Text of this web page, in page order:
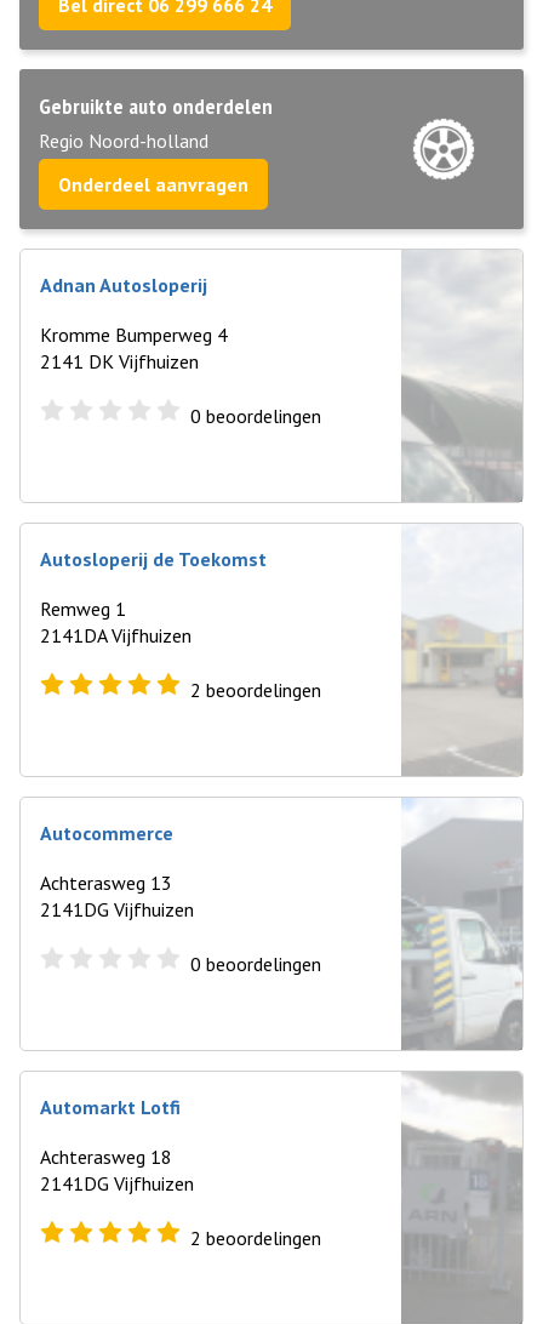
Bel direct 06 299 666 24
Gebruikte auto onderdelen
Regio Noord-holland
Onderdeel aanvragen
Adnan Autosloperij
Kromme Bumperweg 4
2141 DK Vijfhuizen
0 beoordelingen
Autosloperij de Toekomst
Remweg 1
2141DA Vijfhuizen
2 beoordelingen
Autocommerce
Achterasweg 13
2141DG Vijfhuizen
0 beoordelingen
Automarkt Lotfi
Achterasweg 18
2141DG Vijfhuizen
2 beoordelingen